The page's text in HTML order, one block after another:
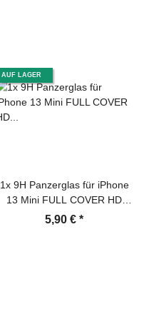
AUF LAGER
1x 9H Panzerglas für iPhone
13 Mini FULL COVER HD
KLAR echtes Tempered Glass
5,90 € *